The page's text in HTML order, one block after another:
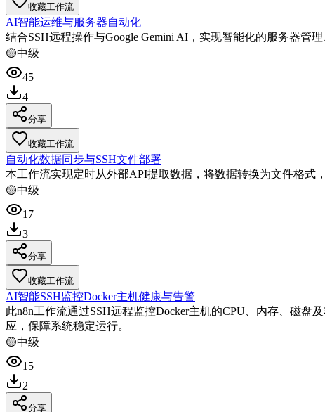
收藏工作流
AI智能运维与服务器自动化
结合SSH远程操作与Google Gemini AI，实现智能化的服务器管
🟡中级
45
4
分享
收藏工作流
自动化数据同步与SSH文件部署
本工作流实现定时从外部API提取数据，将数据转换为文件格式
🟡中级
17
3
分享
收藏工作流
AI智能SSH监控Docker主机健康与告警
此n8n工作流通过SSH远程监控Docker主机的CPU、内存、磁
应，保障系统稳定运行。
🟡中级
15
2
分享